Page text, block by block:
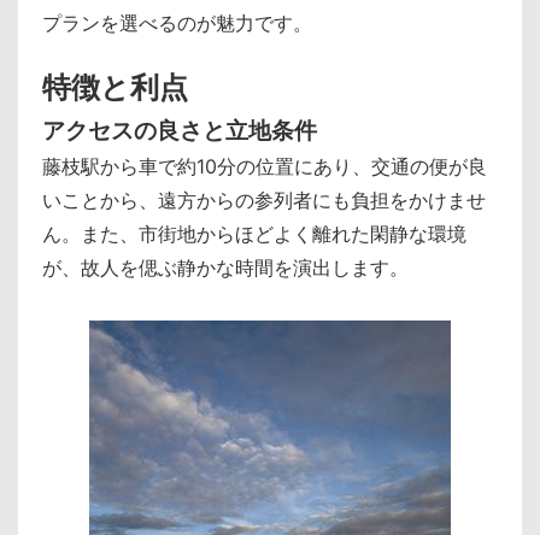
プランを選べるのが魅力です。
特徴と利点
アクセスの良さと立地条件
藤枝駅から車で約10分の位置にあり、交通の便が良
いことから、遠方からの参列者にも負担をかけませ
ん。また、市街地からほどよく離れた閑静な環境
が、故人を偲ぶ静かな時間を演出します。